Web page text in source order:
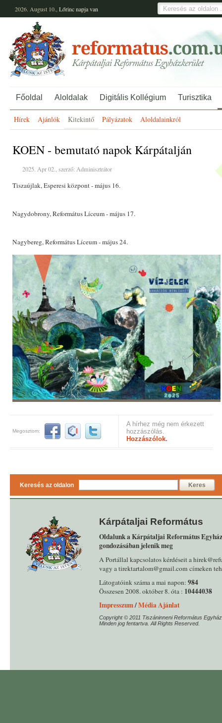
2026. August 10., Lőrincnapja van
Főoldal Aloldalak Digitális Kollégium Turisztika
Hírek Ajánlók Kitekintő Pályázatok Aloldalainkról
KOEN - bemutató napok Kárpátalján
2025. Apr 02., szerző: Adminisztrátor
Tiszaújlak, Esperesi központ - május 16.
Nagydobrony, Református Líceum - május 17.
Nagybereg, Református Líceum - május 24.
Megosztom:
A hírhez még nem érkezett
hozzászólás.
Hozzászólok.
Keresés az oldalon Keres
Kárpátaljai Református
Oldalunk a Kárpátaljai Református
gondozásában jelenik meg
A Portállal kapcsolatos kérdéseit a
vagy a tirektartalom@gmail.com címeken
Látogatóink száma a mai napon: 984
Összesen 2008. október 8. óta : 10444038
Impresszum/Média Ajánlat
Copyright © 2011 Tiszáninneni Református
Minden jog fentartva. All Rights Reserved.